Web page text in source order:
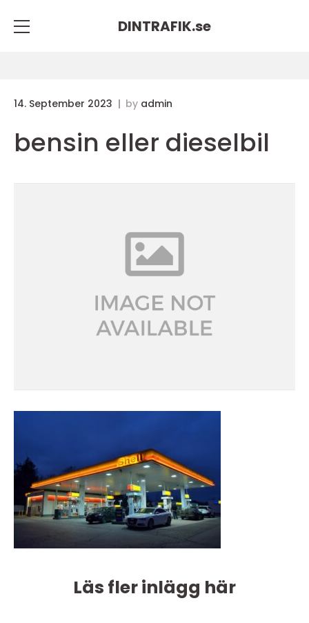
DINTRAFIK.se
14. September 2023 by admin
bensin eller dieselbil
Läs fler inlägg här